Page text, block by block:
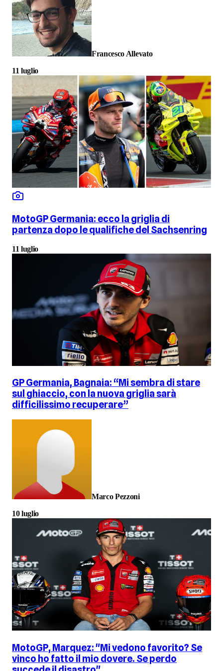
Francesco Allevato
11 luglio
MotoGP Germania: ecco la griglia di
partenza dopo le qualifiche del Sachsenring
11 luglio
GP Germania, Bagnaia: “Mi sembra di stare
sul ghiaccio, con la nuova griglia sarà
difficilissimo recuperare”
Marco Pezzoni
10 luglio
MotoGP, Marquez: "Mi vedono favorito? Se
vinco ho fatto il mio dovere. Se perdo